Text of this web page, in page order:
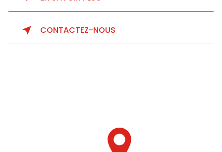
CONTACTEZ-NOUS